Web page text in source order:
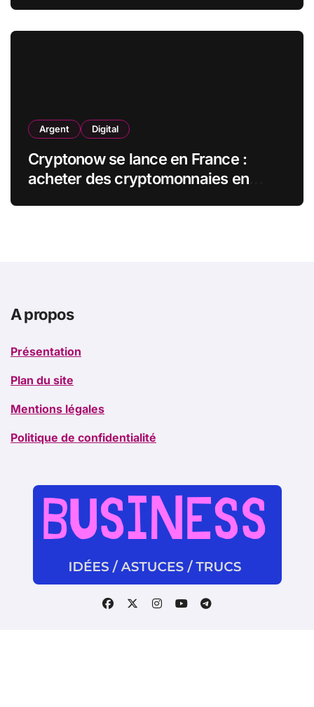
Argent Digital
Cryptonow se lance en France :
acheter des cryptomonnaies en
A propos
Présentation
Plan du site
Mentions légales
Politique de confidentialité